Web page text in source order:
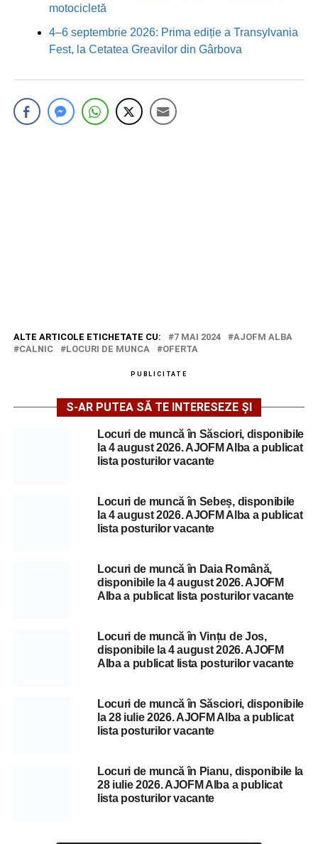
motocicletă
4–6 septembrie 2026: Prima ediție a Transylvania
Fest, la Cetatea Greavilor din Gârbova
ALTE ARTICOLE ETICHETATE CU: 7 MAI 2024
AJOFM ALBA
CALNIC
LOCURI DE MUNCA OFERTA
PUBLICITATE
S-AR PUTEA SĂ TE INTERESEZE ȘI
Locuri de muncă în Săsciori, disponibile
la 4 august 2026. AJOFM Alba a publicat
lista posturilor vacante
Locuri de muncă în Sebeș, disponibile
la 4 august 2026. AJOFM Alba a publicat
lista posturilor vacante
Locuri de muncă în Daia Română,
disponibile la 4 august 2026. AJOFM
Alba a publicat lista posturilor vacante
Locuri de muncă în Vințu de Jos,
disponibile la 4 august 2026. AJOFM
Alba a publicat lista posturilor vacante
Locuri de muncă în Săsciori, disponibile
la 28 iulie 2026. AJOFM Alba a publicat
lista posturilor vacante
Locuri de muncă în Pianu, disponibile la
28 iulie 2026. AJOFM Alba a publicat
lista posturilor vacante